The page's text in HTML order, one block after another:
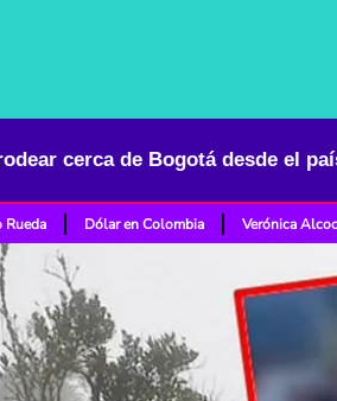
cerca de Bogotá desde el
Rueda Dólar en Colombia Verónica